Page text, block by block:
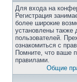
Для входа на
Регистрация
более широкие
установлены также
пользователей.
ознакомиться с
Помните, что ваше
правилами.
Общие